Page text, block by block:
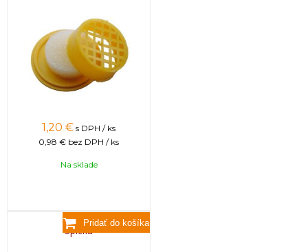
1,20 € s DPH / ks
0,98 € bez DPH / ks
Na sklade
Špička